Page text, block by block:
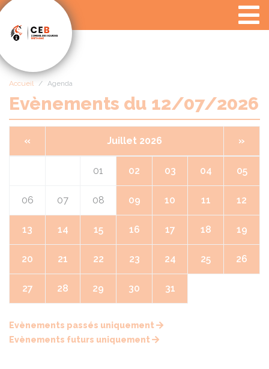
Accueil Agenda
Evènements du 12/07/2026
« Juillet 2026 »
01 02 03 04 05
06 07 08 09 10 11 12
13 14 15 16 17 18 19
20 21 22 23 24 25 26
27 28 29 30 31
Evènements passés uniquement
Evènements futurs uniquement
Panneau de gestion des cookies